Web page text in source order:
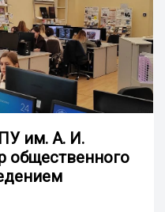
им. А. И.
общественного